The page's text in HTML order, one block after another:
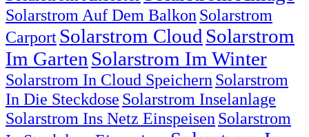
Solarstrom Auf Dem Balkon Solarstrom
Carport Solarstrom Cloud Solarstrom
Im Garten Solarstrom Im Winter
Solarstrom In Cloud Speichern Solarstrom
In Die Steckdose Solarstrom Inselanlage
Solarstrom Ins Netz Einspeisen Solarstrom